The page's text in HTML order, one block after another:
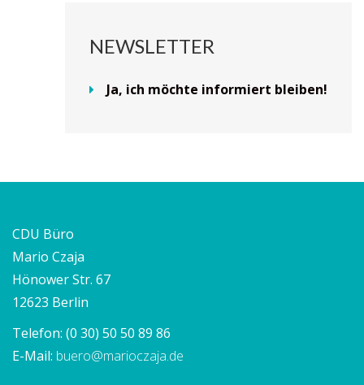
NEWSLETTER
Ja, ich möchte informiert bleiben!
CDU Büro
Mario Czaja
Hönower Str. 67
12623 Berlin
Telefon: (0 30) 50 50 89 86
E-Mail: buero@marioczaja.de